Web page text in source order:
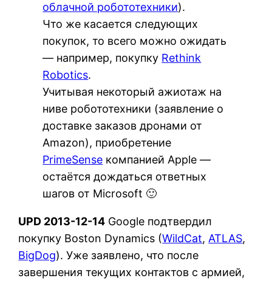
облачной робототехники).
Что же касается следующих
покупок, то всего можно ожидать
— например, покупку Rethink
Robotics.
Учитывая некоторый ажиотаж на
ниве робототехники (заявление о
доставке заказов дронами от
Amazon), приобретение
PrimeSense компанией Apple —
остаётся дождаться ответных
шагов от Microsoft 🙂
UPD 2013-12-14 Google подтвердил
покупку Boston Dynamics (WildCat,ATLAS,
BigDog). Уже заявлено, что после
завершения текущих контактов с армией,